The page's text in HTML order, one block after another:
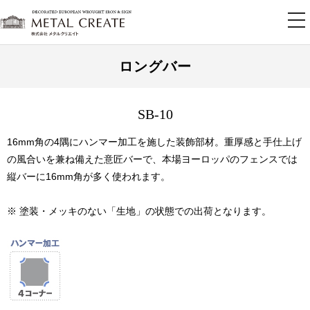
ロングバー
SB-10
16mm角の4隅にハンマー加工を施した装飾部材。重厚感と手仕上げ
の風合いを兼ね備えた意匠バーで、本場ヨーロッパのフェンスでは
縦バーに16mm角が多く使われます。
※ 塗装・メッキのない「生地」の状態での出荷となります。